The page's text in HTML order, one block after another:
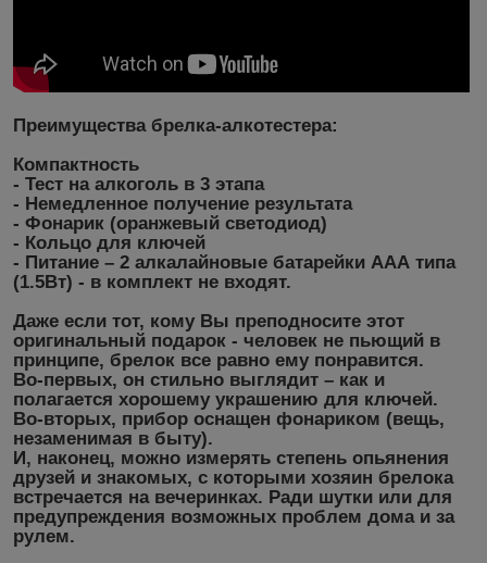
Преимущества брелка-алкотестера:
Компактность
- Тест на алкоголь в 3 этапа
- Немедленное получение результата
- Фонарик (оранжевый светодиод)
- Кольцо для ключей
- Питание – 2 алкалайновые батарейки ААА типа
(1.5Вт) - в комплект не входят.
Даже если тот, кому Вы преподносите этот
оригинальный подарок - человек не пьющий в
принципе, брелок все равно ему понравится.
Во-первых, он стильно выглядит – как и
полагается хорошему украшению для ключей.
Во-вторых, прибор оснащен фонариком (вещь,
незаменимая в быту).
И, наконец, можно измерять степень опьянения
друзей и знакомых, с которыми хозяин брелока
встречается на вечеринках. Ради шутки или для
предупреждения возможных проблем дома и за
рулем.